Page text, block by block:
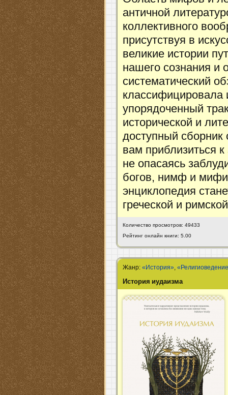
античной
коллективного
присутствуя в
великие истории
нашего сознания и
систематический
упорядоченный
исторической и
доступный сборник
вам приблизиться
не опасаясь
богов, нимф и
энциклопедия
греческой и
Количество просмотров: 49433
Рейтинг онлайн книги: 5.00
Жанр:«История»,
История иудаизма